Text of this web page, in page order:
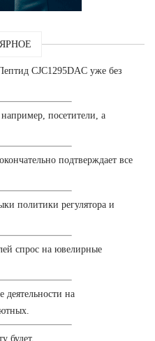
CJC1295DAC уже без
посетители, а
подтверждает все
политики регулятора и
спрос на ювелирные
на
будет.